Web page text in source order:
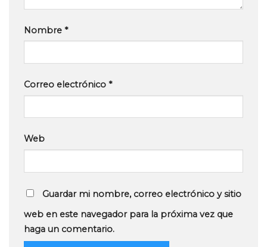
Nombre *
Correo electrónico *
Web
Guardar mi nombre, correo electrónico y sitio
web en este navegador para la próxima vez que
haga un comentario.